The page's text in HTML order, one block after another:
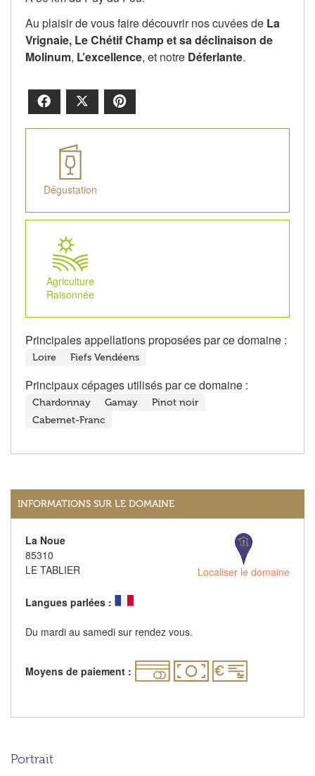
Au plaisir de vous faire découvrir nos cuvées de La
Vrignaie, Le Chétif Champ et sa déclinaison de
Molinum, L’excellence, et notre Déferlante.
Facebook
Dégustation
Agriculture
Raisonnée
Principales appellations proposées par ce domaine :
Loire Fiefs Vendéens
Principaux cépages utilisés par ce domaine :
Chardonnay Gamay
Pinot noir
Cabernet-Franc
INFORMATIONS SUR LE DOMAINE
La Noue
85310
LE TABLIER
Localiser le domaine
Langues parlées :
Du mardi au samedi sur rendez vous.
Moyens de paiement :
Portrait